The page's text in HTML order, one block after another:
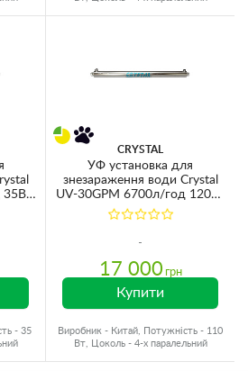
35Вт
- 35
CRYSTAL
УФ установка для
знезараження води Crystal
UV-30GPM 6700л/год 120Вт
G1'' 40°C 6bar
(ультрафіолетова лампа)
17 000 грн
Купити
Виробник - Китай, Потужність - 110
Вт, Цоколь - 4-х паралельний